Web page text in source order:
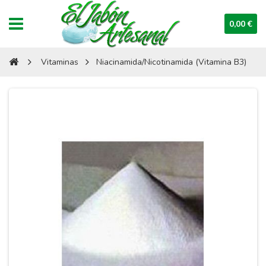
0,00 €
Vitaminas Niacinamida/Nicotinamida (Vitamina B3)